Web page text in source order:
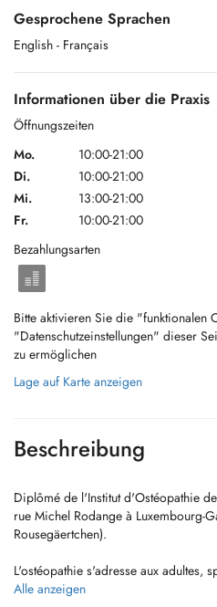
Gesprochene Sprachen
English - Français
Informationen über die Praxis
Öffnungszeiten
Mo.
10:00-21:00
Di.
10:00-21:00
Mi.
13:00-21:00
Fr.
10:00-21:00
Bezahlungsarten
Bitte aktivieren Sie die "funktionalen
"Datenschutzeinstellungen" dieser
zu ermöglichen
Lage auf Karte anzeigen
Beschreibung
Diplômé de l'Institut d'Ostéopathie
rue Michel Rodange à Luxembourg-
Rousegäertchen).
L'ostéopathie s'adresse aux adultes,
seniors, etc... Nombreux sont les
Alle anzeigen